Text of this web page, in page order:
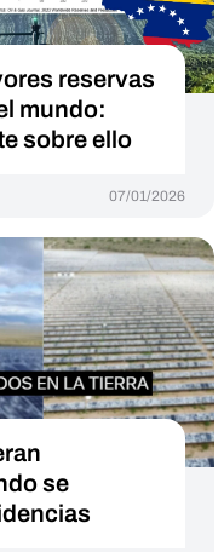
reservas
mundo:
sobre ello
07/01/2026
se